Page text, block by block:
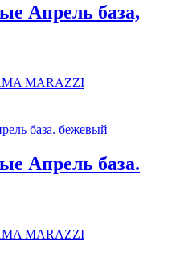
Апрель база,
MARAZZI
Апрель база.
MARAZZI